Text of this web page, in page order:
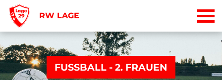
RW LAGE
FUSSBALL - 2. FRAUEN